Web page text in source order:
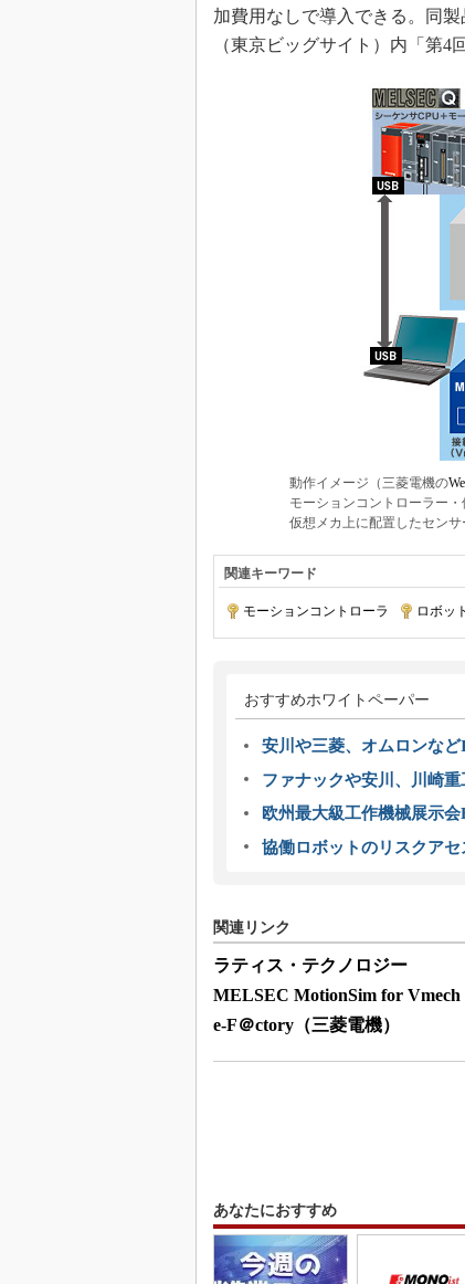
加費用なしで導入できる。同製
（東京ビッグサイト）内「第4
動作イメージ（三菱電機の
モーションコントローラー・
仮想メカ上に配置したセン
関連キーワード
モーションコントローラ ロボッ
おすすめホワイトペーパー
安川や三菱、オムロンな
ファナックや安川、川崎
欧州最大級工作機械展示
協働ロボットのリスクア
関連リンク
ラティス・テクノロジー
MELSEC MotionSim for Vmech
e-F＠ctory（三菱電機）
あなたにおすすめ